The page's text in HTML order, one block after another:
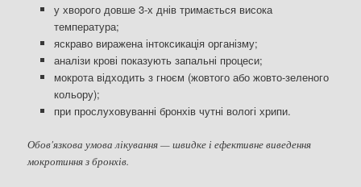
у хворого довше 3-х днів тримається висока
температура;
яскраво виражена інтоксикація організму;
аналізи крові показують запальні процеси;
мокрота відходить з гноєм (жовтого або жовто-зеленого
кольору);
при прослуховуванні бронхів чутні вологі хрипи.
Обов'язкова умова лікування — швидке і ефективне виведення
мокротиння з бронхів.